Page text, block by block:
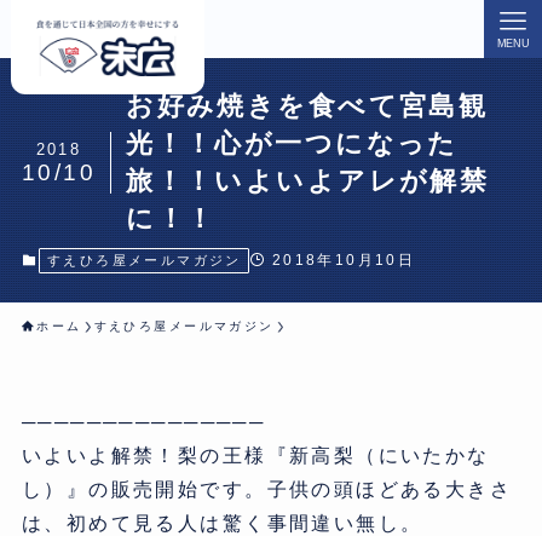
MENU
お好み焼きを食べて宮島観
光！！心が一つになった
旅！！いよいよアレが解禁
に！！
2018
10/10
すえひろ屋メールマガジン 2018年10月10日
ホーム すえひろ屋メールマガジン
───────────────
いよいよ解禁！梨の王様『新高梨（にいたかな
し）』の販売開始です。子供の頭ほどある大きさ
は、初めて見る人は驚く事間違い無し。